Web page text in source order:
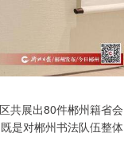
共展出80件郴州籍省会
是对郴州书法队伍整体